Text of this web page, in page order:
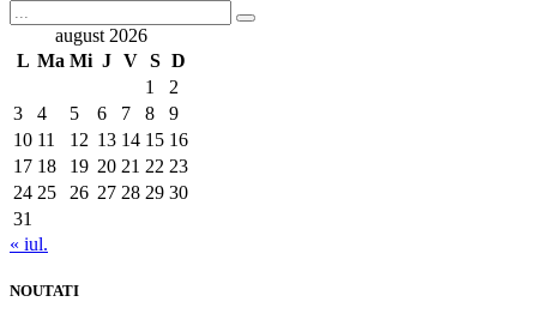
august 2026
L Ma Mi J V S D
1
2
3
4 5 6 7 8
9
10 11 12 13 14 15 16
17 18 19 20 21 22 23
24 25 26 27 28 29 30
31
« iul.
NOUTATI